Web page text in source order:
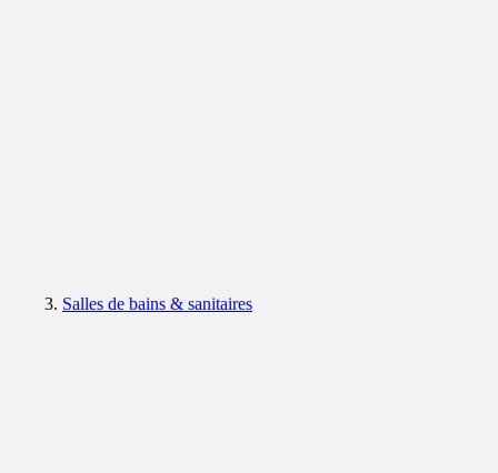
Salles de bains & sanitaires